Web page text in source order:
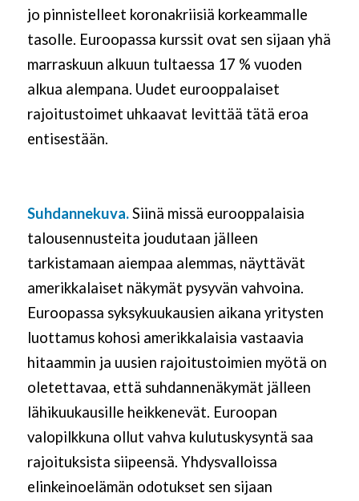
jo pinnistelleet koronakriisiä korkeammalle
tasolle. Euroopassa kurssit ovat sen sijaan yhä
marraskuun alkuun tultaessa 17 % vuoden
alkua alempana. Uudet eurooppalaiset
rajoitustoimet uhkaavat levittää tätä eroa
entisestään.
Suhdannekuva.Siinä missä eurooppalaisia
talousennusteita joudutaan jälleen
tarkistamaan aiempaa alemmas, näyttävät
amerikkalaiset näkymät pysyvän vahvoina.
Euroopassa syksykuukausien aikana yritysten
luottamus kohosi amerikkalaisia vastaavia
hitaammin ja uusien rajoitustoimien myötä on
oletettavaa, että suhdannenäkymät jälleen
lähikuukausille heikkenevät. Euroopan
valopilkkuna ollut vahva kulutuskysyntä saa
rajoituksista siipeensä. Yhdysvalloissa
elinkeinoelämän odotukset sen sijaan